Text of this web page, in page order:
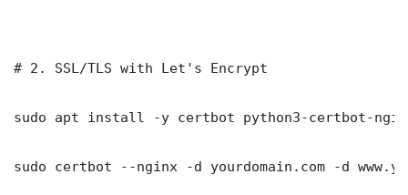
# 2. SSL/TLS with Let's Encrypt
sudo apt install -y certbot python3-certbot-
sudo certbot --nginx -d yourdomain.com -d